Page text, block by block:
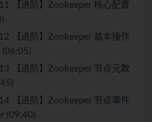
【进阶】Zookeeper 核心配置
【进阶】Zookeeper 基本操作
(06:05)
【进阶】Zookeeper 节点元数
【进阶】Zookeeper 节点事件
(09:40)